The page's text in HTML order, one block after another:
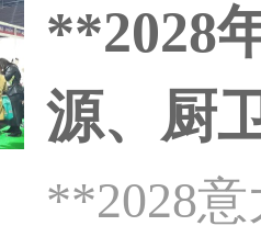
**2028
源、厨
**2028